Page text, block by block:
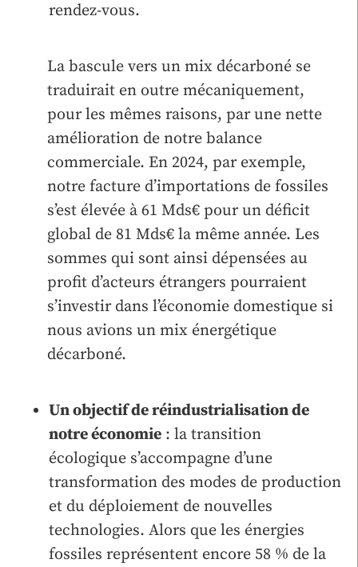
rendez-vous.
La bascule vers un mix décarboné se
traduirait en outre mécaniquement,
pour les mêmes raisons, par une nette
amélioration de notre balance
commerciale. En 2024, par exemple,
notre facture d’importations de fossiles
s’est élevée à 61 Mds€ pour un déficit
global de 81 Mds€ la même année. Les
sommes qui sont ainsi dépensées au
profit d’acteurs étrangers pourraient
s’investir dans l’économie domestique si
nous avions un mix énergétique
décarboné.
Un objectif de réindustrialisation de
notre économie : la transition
écologique s’accompagne d’une
transformation des modes de production
et du déploiement de nouvelles
technologies. Alors que les énergies
fossiles représentent encore 58 % de la